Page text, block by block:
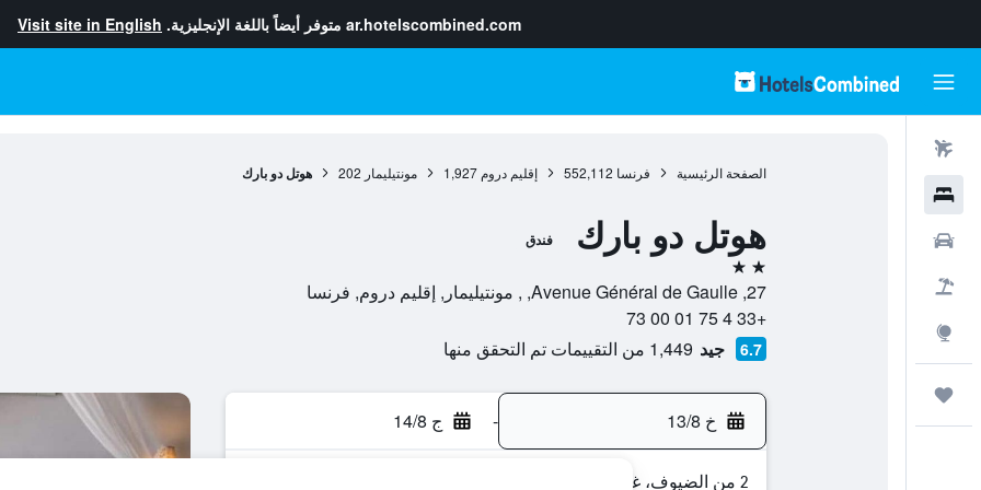
ar.hotelscombined.com متوفر أيضاً باللغة الإنجليزية. Visit site in English
الصفحة الرئيسية فرنسا 552,112 إقليم دروم 1,927 مونتيليمار 202 هوتل دو بارك
هوتل دو بارك فندق
2 نجمتين
27, Avenue Général de Gaulle, , مونتيليمار, إقليم دروم, فرنسا
+33 4 75 01 00 73
6.7 جيد 1,449 من التقييمات تم التحقق منها
خ 13/8 - ج 14/8
2 من الضيوف، غرفة واحدة